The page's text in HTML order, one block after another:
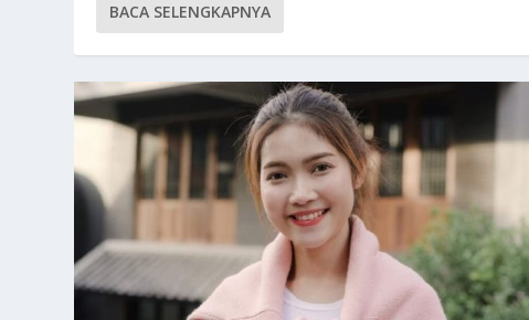
BACA SELENGKAPNYA